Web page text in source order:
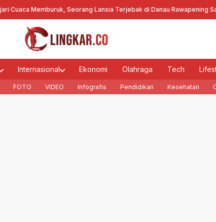
Memburuk, Seorang Lansia Terjebak di Danau Rawapening Saat
Internasional Ekonomi Olahraga Tech
FOTO VIDEO Infografis Pendidikan Kesehatan